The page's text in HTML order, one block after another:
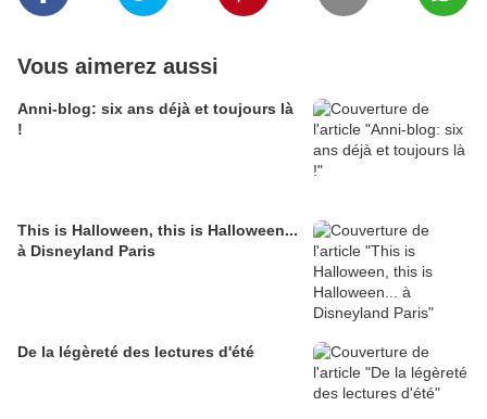
Vous aimerez aussi
Anni-blog: six ans déjà et toujours là
!
This is Halloween, this is Halloween...
à Disneyland Paris
De la légèreté des lectures d'été